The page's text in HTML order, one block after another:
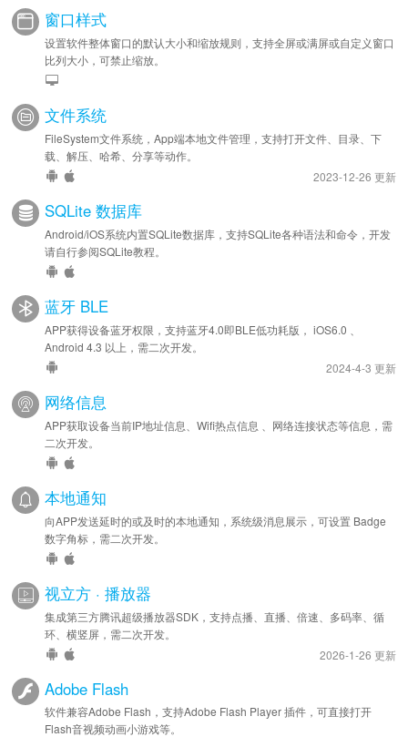
窗口样式
设置软件整体窗口的默认大小和缩放规则，支持全屏或满屏或自定义窗口
比列大小，可禁止缩放。
文件系统
FileSystem文件系统，App端本地文件管理，支持打开文件、目录、下
载、解压、哈希、分享等动作。
2023-12-26 更新
SQLite 数据库
Android/iOS系统内置SQLite数据库，支持SQLite各种语法和命令，开发
请自行参阅SQLite教程。
蓝牙 BLE
APP获得设备蓝牙权限，支持蓝牙4.0即BLE低功耗版， iOS6.0 、
Android 4.3 以上，需二次开发。
2024-4-3 更新
网络信息
APP获取设备当前IP地址信息、Wifi热点信息 、网络连接状态等信息，需
二次开发。
本地通知
向APP发送延时的或及时的本地通知，系统级消息展示，可设置 Badge
数字角标，需二次开发。
视立方 · 播放器
集成第三方腾讯超级播放器SDK，支持点播、直播、倍速、多码率、循
环、横竖屏，需二次开发。
2026-1-26 更新
Adobe Flash
软件兼容Adobe Flash，支持Adobe Flash Player 插件，可直接打开
Flash音视频动画小游戏等。